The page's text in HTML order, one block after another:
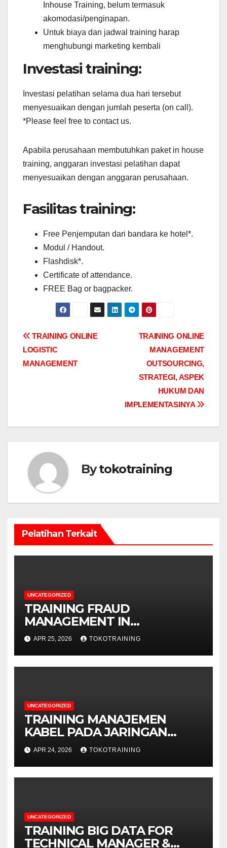
Inhouse Training, belum termasuk
akomodasi/penginapan.
Untuk biaya dan jadwal training harap
menghubungi marketing kembali
Investasi training:
Investasi pelatihan selama dua hari tersebut
menyesuaikan dengan jumlah peserta (on call).
*Please feel free to contact us.
Apabila perusahaan membutuhkan paket in house
training, anggaran investasi pelatihan dapat
menyesuaikan dengan anggaran perusahaan.
Fasilitas training:
Free Penjemputan dari bandara ke hotel*.
Modul / Handout.
Flashdisk*.
Certificate of attendance.
FREE Bag or bagpacker.
Post
navigation
TRAINING ONLINE
MANAGEMENT
OUTSOURCING,
STRATEGI, ASPEK
HUKUM DAN
IMPLEMENTASINYA
TRAINING ONLINE
LOGISTIC
MANAGEMENT
Bytokotraining
Pelatihan Terkait
UNCATEGORIZED
TRAINING FRAUD
MANAGEMENT IN
TELECOMMUNICATION
BUSINESS
APR 25, 2026 TOKOTRAINING
UNCATEGORIZED
TRAINING MANAJEMEN
KABEL PADA JARINGAN
TELEKOMUNIKASI
APR 24, 2026 TOKOTRAINING
UNCATEGORIZED
TRAINING BIG DATA FOR
TECHNICAL MANAGER &